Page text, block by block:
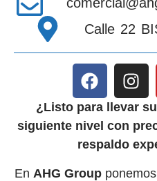
Calle 22
¿Listo para llevar
siguiente nivel con
respaldo
En AHG Group